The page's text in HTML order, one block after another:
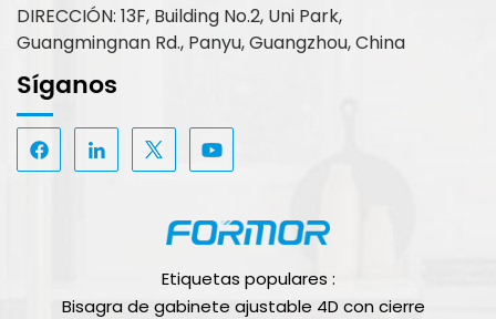
DIRECCIÓN: 13F, Building No.2, Uni Park,
Guangmingnan Rd., Panyu, Guangzhou, China
Síganos
Etiquetas populares :
Bisagra de gabinete ajustable 4D con cierre